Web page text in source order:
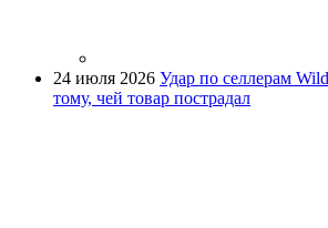
24 июля 2026 Удар по селлерам
тому, чей товар пострадал